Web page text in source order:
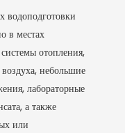
водоподготовки
в местах
отопления,
небольшие
лабораторные
а также
или